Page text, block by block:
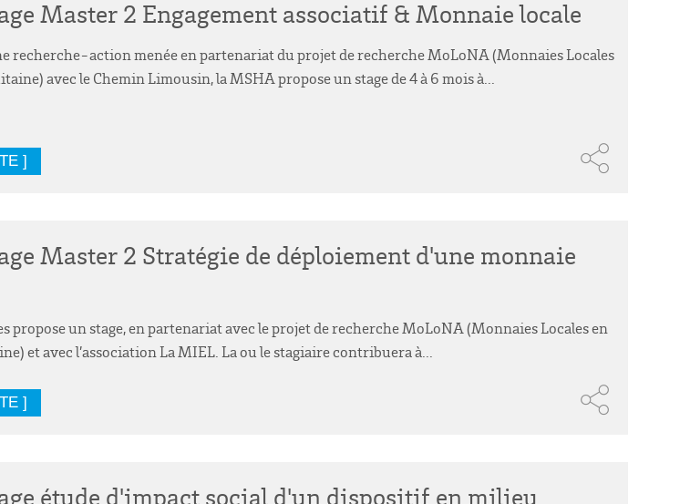
Master 2 Engagement associatif & Monnaie locale
recherche-action menée en partenariat du projet de recherche MoLoNA (Monnaies Locales
avec le Chemin Limousin, la MSHA propose un stage de 4 à 6 mois à...
]
Master 2 Stratégie de déploiement d'une monnaie
propose un stage, en partenariat avec le projet de recherche MoLoNA (Monnaies Locales en
et avec l’association La MIEL. La ou le stagiaire contribuera à...
]
étude d'impact social d'un dispositif en milieu